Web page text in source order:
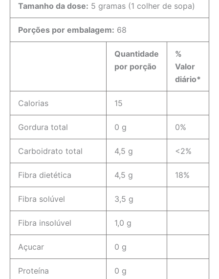
Tamanho da dose: 5 gramas (1 colher de sopa)
Porções por embalagem: 68
Quantidade
por porção
%
Valor
diário*
Calorias 15
Gordura total 0 g 0%
Carboidrato total 4,5 g <2%
Fibra dietética 4,5 g 18%
Fibra solúvel 3,5 g
Fibra insolúvel 1,0 g
Açucar 0 g
Proteína 0 g